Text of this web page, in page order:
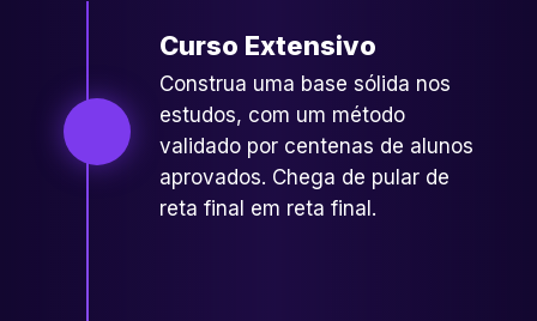
Curso Extensivo
Construa uma base sólida nos
estudos, com um método
validado por centenas de alunos
aprovados. Chega de pular de
reta final em reta final.